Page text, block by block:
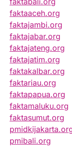
faktaaceh.org
faktajambi.org
faktajabar.org
faktajateng.org
faktajatim.org
faktakalbar.org
faktariau.org
faktapapua.org
faktamaluku.org
faktasumut.org
pmibali.org